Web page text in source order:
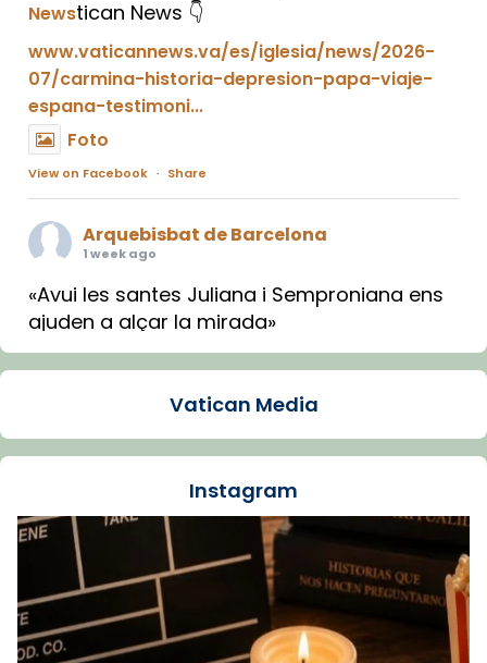
Newstican News 👇
www.vaticannews.va/es/iglesia/news/2026-
07/carmina-historia-depresion-papa-viaje-
espana-testimoni...
Foto
View on Facebook · Share
Arquebisbat de Barcelona
1 week ago
«Avui les santes Juliana i Semproniana ens
ajuden a alçar la mirada»
Mons. Sergi Gordo, bisbe de Tortosa, ha
Santes de Mataró.
🔗tinyurl.com/cvu5jmbk
Foto
View on Facebook Share
Arquebisbat de Barcelonais at Catedral
de Barcelona.
1 week ago
Vatican Media
Instagram